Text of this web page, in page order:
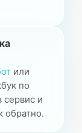
или
по
сервис и
обратно.